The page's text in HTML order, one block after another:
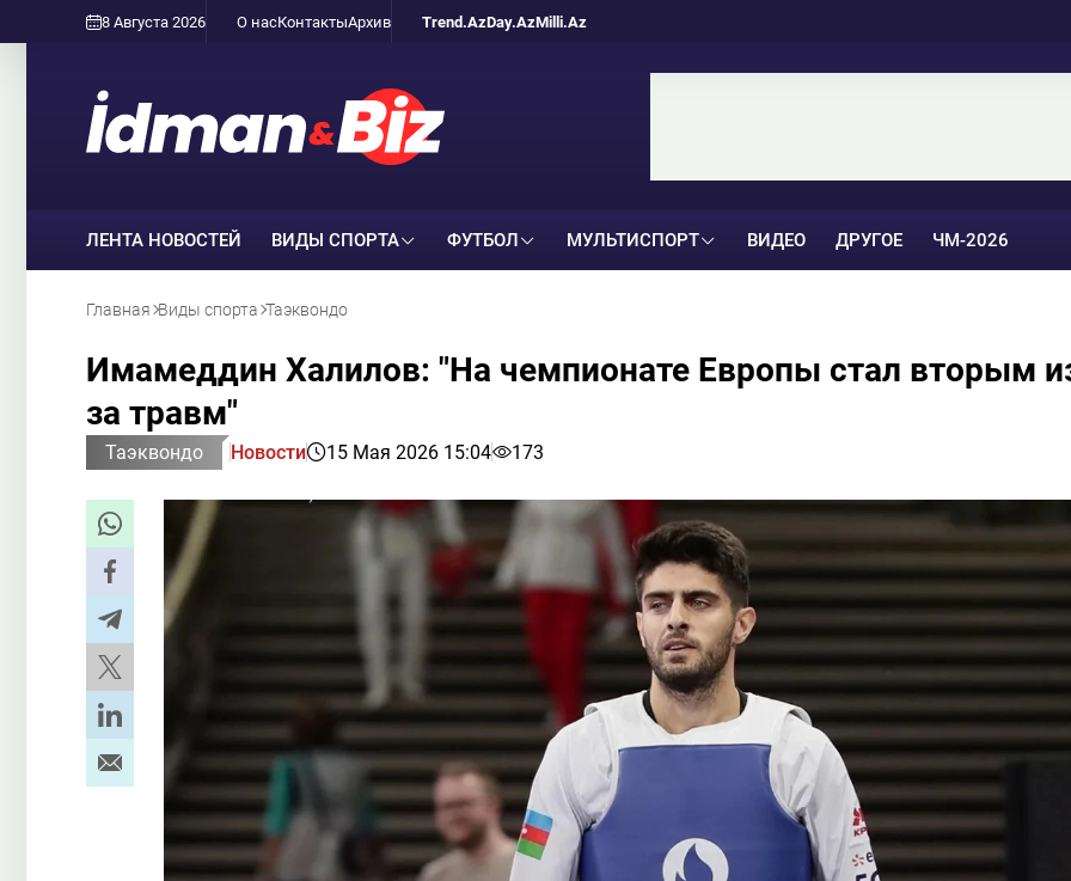
8 Августа 2026 О насКонтактыАрхив Trend.AzDay.AzMilli.Az
ЛЕНТА НОВОСТЕЙ ВИДЫ СПОРТА ФУТБОЛ МУЛЬТИСПОРТ ВИДЕО ДРУГОЕ ЧМ-2026
Главная Виды спорта Таэквондо
Имамеддин Халилов: "На чемпионате Европы стал вторым
за травм"
Таэквондо Новости 15 Мая 2026 15:04 173